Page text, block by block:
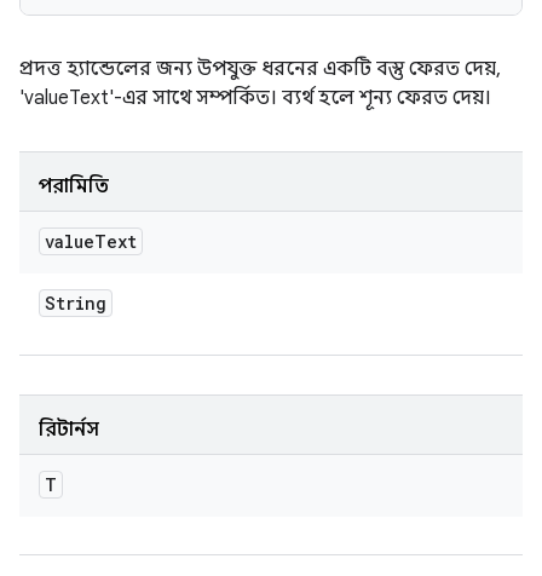
প্রদত্ত হ্যান্ডেলের জন্য উপযুক্ত ধরনের একটি বস্তু ফেরত দেয়,
'valueText'-এর সাথে সম্পর্কিত। ব্যর্থ হলে শূন্য ফেরত দেয়।
পরামিতি
valueText
String
রিটার্নস
T